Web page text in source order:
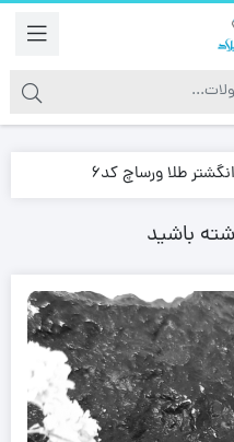
انگشتر طلا ورساچ کد6
باشید